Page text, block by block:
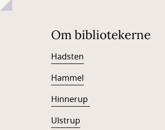
Om bibliotekerne
Hadsten
Hammel
Hinnerup
Ulstrup